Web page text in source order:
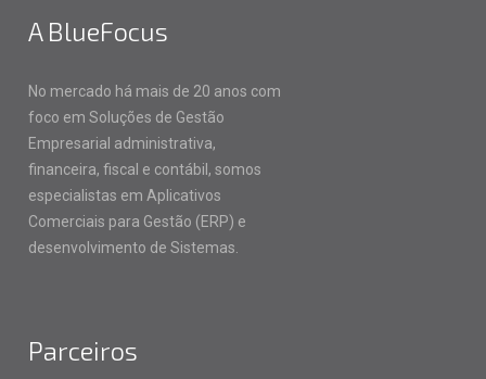
A BlueFocus
No mercado há mais de 20 anos com
foco em Soluções de Gestão
Empresarial administrativa,
financeira, fiscal e contábil, somos
especialistas em Aplicativos
Comerciais para Gestão (ERP) e
desenvolvimento de Sistemas.
Parceiros